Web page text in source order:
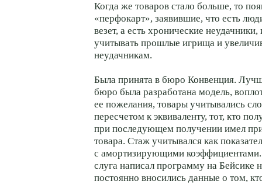
Когда же товаров стало больше, то
«перфокарт», заявившие, что есть
везет, а есть хронические неудачники,
учитывать прошлые игрища и
неудачникам.
Была принята в бюро Конвенция.
бюро была разработана модель,
ее пожелания, товары учитывались
пересчетом к эквиваленту, тот, кто
при последующем получении имел
товара. Стаж учитывался как
с амортизирующими
слуга написал программу на Бейсике
постоянно вносились данные о том,